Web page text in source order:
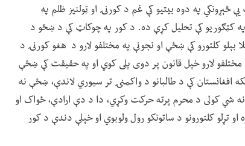
په دوه بیتیو کې غم د کورنۍ او ټولنیز ظلم په
کټګوریو کې تحلیل کړې ده. د کور په چوکاټ کې د ښځو د
دا ویل شوي: «په بېلا بېلو کلتورو کې ښځې او نجونې په مختلفو لارو د هغو کورنۍ د
لارو خپل قانون پر دوی پلی کوي او په حقیقت کې ښځې
افغانستان کې د طالبانو د واکمنۍ تر سیوري لاندې، ښځې نه
شي کولی د محرم پرته حرکت وکړي، دا د دې ارادې، ځواک او
کلتورونو د ساتونکو رول ولوبوي او خپلې دندې د کور